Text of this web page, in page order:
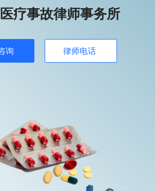
疗事故律师事务所
询 律师电话